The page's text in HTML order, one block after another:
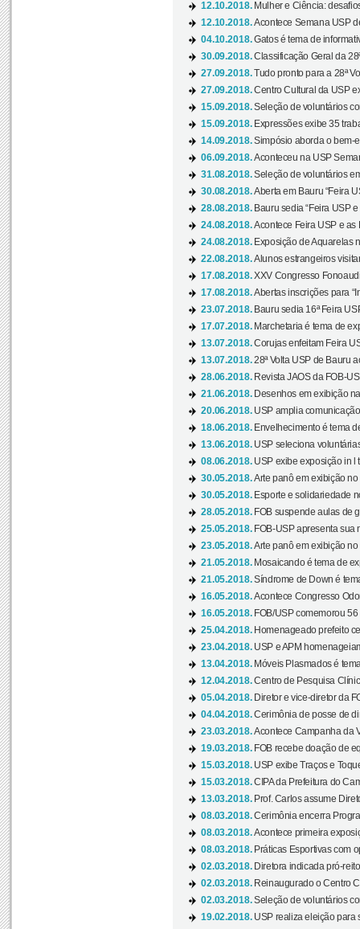
12.10.2018. Mulher e Ciência:
12.10.2018.Acontece Semana USP
04.10.2018.Gatos é tema de
30.09.2018.Classificação Geral da
27.09.2018.Tudo pronto para a 28ª
27.09.2018.Centro Cultural da USP
15.09.2018.Seleção de voluntários
15.09.2018. Expressões exibe 35
14.09.2018.Simpósio aborda o bem-
06.09.2018.Aconteceu na USP
31.08.2018.Seleção de voluntários
30.08.2018.Aberta em Bauru “Feira
28.08.2018. Bauru sedia “Feira USP
24.08.2018.Acontece Feira USP e as
24.08.2018. Exposição de Aquarelas
22.08.2018.Alunos estrangeiros
17.08.2018.XXV Congresso
17.08.2018.Abertas inscrições para
23.07.2018. Bauru sedia 16ª Feira
17.07.2018. Marchetaria é tema de
13.07.2018.Corujas enfeitam Feira
13.07.2018.28ª Volta USP de Bauru
28.06.2018. Revista JAOS da FOB-
21.06.2018. Desenhos em exibição
20.06.2018. USP amplia
18.06.2018. Envelhecimento é tema
13.06.2018. USP seleciona
08.06.2018. USP exibe exposição in l
30.05.2018.Arte panô em exibição no
30.05.2018. Esporte e solidariedade
28.05.2018. FOB suspende aulas de
25.05.2018. FOB-USP apresenta sua
23.05.2018.Arte panô em exibição no
21.05.2018. Mosaicando é tema de
21.05.2018.Síndrome de Down é
16.05.2018.Acontece Congresso
16.05.2018. FOB/USP comemorou
25.04.2018. Homenageado prefeito
23.04.2018. USP e APM
13.04.2018. Móveis Plasmados é
12.04.2018.Centro de Pesquisa
05.04.2018. Diretor e vice-diretor da
04.04.2018.Cerimônia de posse de
23.03.2018.Acontece Campanha da
19.03.2018. FOB recebe doação de
15.03.2018. USP exibe Traços e
15.03.2018.CIPA da Prefeitura do
13.03.2018. Prof. Carlos assume
08.03.2018.Cerimônia encerra
08.03.2018.Acontece primeira
08.03.2018. Práticas Esportivas com
02.03.2018. Diretora indicada pró-
02.03.2018. Reinaugurado o Centro
02.03.2018.Seleção de voluntários
19.02.2018. USP realiza eleição para